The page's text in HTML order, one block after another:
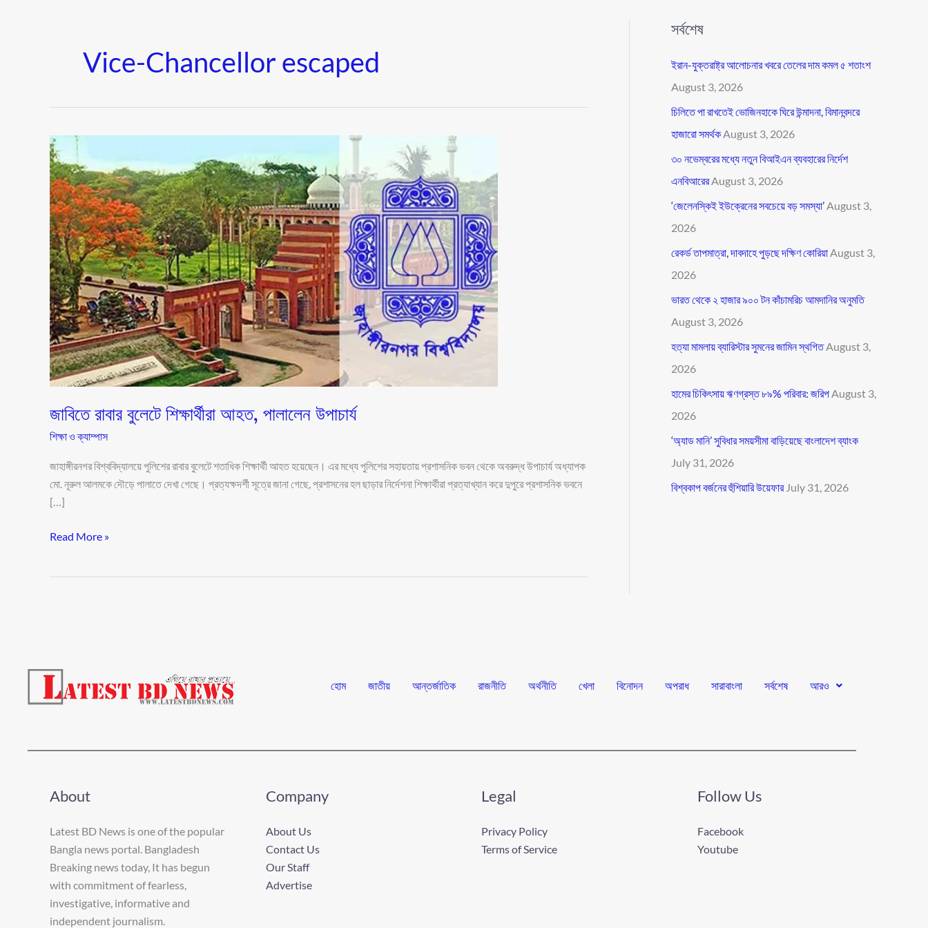
Vice-Chancellor escaped
জাবিতে রাবার বুলেটে শিক্ষার্থীরা আহত, পালালেন উপাচার্য
শিক্ষা ও ক্যাম্পাস
জাহাঙ্গীরনগর বিশ্ববিদ্যালয়ে পুলিশের রাবার বুলেটে শতাধিক শিক্ষার্থী আহত হয়েছেন। এর মধ্যে পুলিশের সহায়তায় প্রশাসনিক ভবন থেকে অবরুদ্ধ উপাচার্য অধ্যাপক
মো. নূরুল আলমকে দৌড়ে পালাতে দেখা গেছে। প্রত্যক্ষদর্শী সূত্রে জানা গেছে, প্রশাসনের হল ছাড়ার নির্দেশনা শিক্ষার্থীরা প্রত্যাখ্যান করে দুপুরে প্রশাসনিক ভবনে
[…]
জাবিতে
রাবার
বুলেটে
শিক্ষার্থীরা
আহত,
পালালেন
উপাচার্য
Read More »
সর্বশেষ
ইরান-যুক্তরাষ্ট্র আলোচনার খবরে তেলের দাম কমল ৫ শতাংশ
August 3, 2026
চিলিতে পা রাখতেই ভোজিনহাকে ঘিরে উন্মাদনা, বিমানবন্দরে
হাজারো সমর্থক August 3, 2026
৩০ নভেম্বরের মধ্যে নতুন বিআইএন ব্যবহারের নির্দেশ
এনবিআরের August 3, 2026
‘জেলেনস্কিই ইউক্রেনের সবচেয়ে বড় সমস্যা’ August 3,
2026
রেকর্ড তাপমাত্রা, দাবদাহে পুড়ছে দক্ষিণ কোরিয়া August 3,
2026
ভারত থেকে ২ হাজার ৯০০ টন কাঁচামরিচ আমদানির অনুমতি
August 3, 2026
হত্যা মামলায় ব্যারিস্টার সুমনের জামিন স্থগিত August 3,
2026
হামের চিকিৎসায় ঋণগ্রস্ত ৮৯% পরিবার: জরিপ August 3,
2026
‘অ্যাড মানি’ সুবিধার সময়সীমা বাড়িয়েছে বাংলাদেশ ব্যাংক
July 31, 2026
বিশ্বকাপ বর্জনের হুঁশিয়ারি উয়েফার July 31, 2026
হোম জাতীয় আন্তর্জাতিক রাজনীতি অর্থনীতি খেলা বিনোদন অপরাধ সারাবাংলা সর্বশেষ আরও
About
Latest BD News is one of the popular
Bangla news portal. Bangladesh
Breaking news today, It has begun
with commitment of fearless,
investigative, informative and
independent journalism.
Company
About Us
Contact Us
Our Staff
Advertise
Legal
Privacy Policy
Terms of Service
Follow Us
Facebook
Youtube